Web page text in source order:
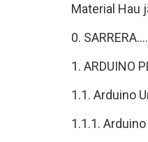
Material Hau
0.
1. ARDUINO
1.1. Arduino
1.1.1. Arduino